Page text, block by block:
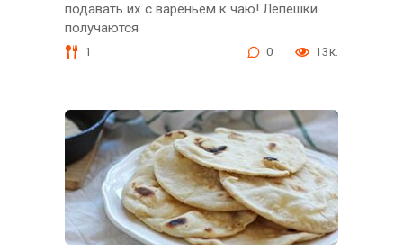
подавать их с вареньем к чаю! Лепешки
получаются
1 0 13к.